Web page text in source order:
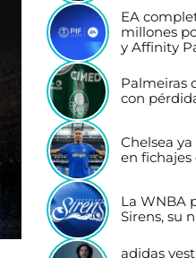
EA
millones
y Affinity
Palmeiras
con
Chelsea
en fichajes
La WNBA
Sirens, su
adidas